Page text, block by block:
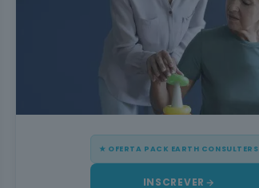
★ OFERTA PACK EARTH CONSULTERS
INSCREVER